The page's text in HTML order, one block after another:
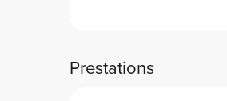
Prestations